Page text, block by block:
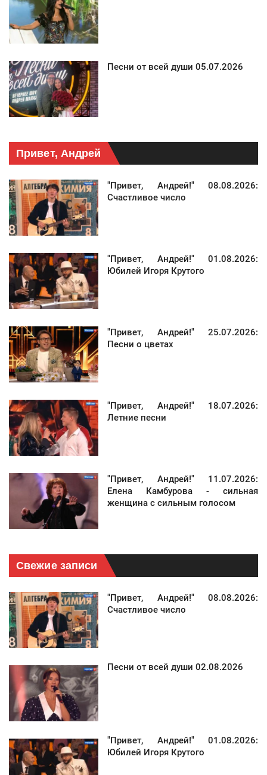
Свежие записи
"Привет, Андрей!" 08.08.2026:
Счастливое число
Песни от всей души 02.08.2026
"Привет, Андрей!" 01.08.2026:
Юбилей Игоря Крутого
Песни от всей души 05.07.2026
Привет, Андрей
"Привет, Андрей!" 08.08.2026:
Счастливое число
"Привет, Андрей!" 01.08.2026:
Юбилей Игоря Крутого
"Привет, Андрей!" 25.07.2026:
Песни о цветах
"Привет, Андрей!" 18.07.2026:
Летние песни
"Привет, Андрей!" 11.07.2026:
Елена Камбурова - сильная
женщина с сильным голосом